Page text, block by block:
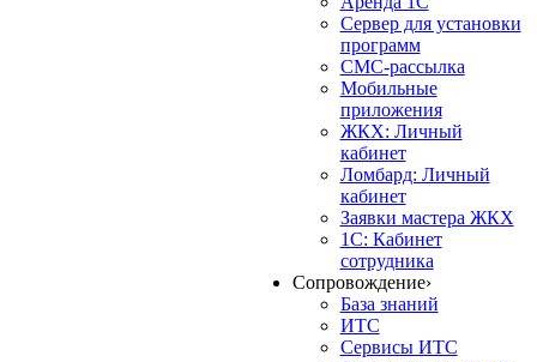
Сервер для установки
программ
СМС-рассылка
Мобильные
приложения
ЖКХ: Личный
кабинет
Ломбард: Личный
кабинет
Заявки мастера ЖКХ
1С: Кабинет
сотрудника
Сопровождение›
База знаний
ИТС
Сервисы ИТС